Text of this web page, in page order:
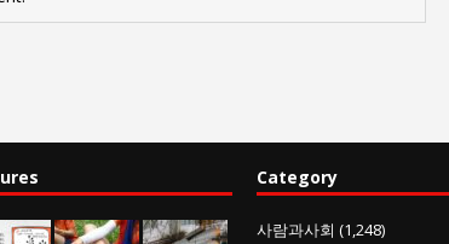
Category
사람과사회 (1,248)